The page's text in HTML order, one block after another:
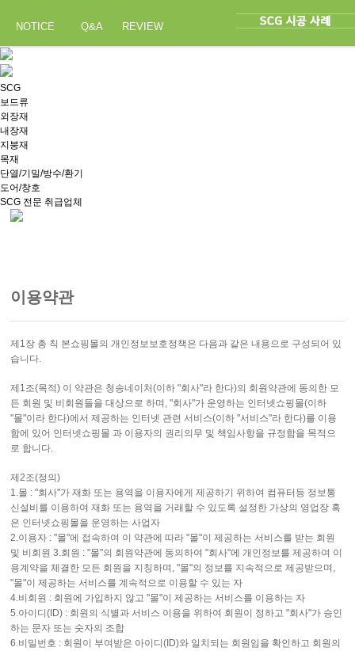
NOTICE Q&A REVIEW
SCG
보드류
외장재
내장재
지붕재
목재
단열/기밀/방수/환기
도어/창호
SCG 전문 취급업체
이용약관
제1장 총 칙 본쇼핑몰의 개인정보보호정책은 다음과 같은 내용으로 구성되어 있
습니다.
제1조(목적) 이 약관은 청송네이처(이하 "회사"라 한다)의 회원약관에 동의한 모
든 회원 및 비회원들을 대상으로 하며, "회사"가 운영하는 인터넷쇼핑몰(이하
"몰"이라 한다)에서 제공하는 인터넷 관련 서비스(이하 "서비스"라 한다)를 이용
함에 있어 인터넷쇼핑몰 과 이용자의 권리의무 및 책임사항을 규정함을 목적으
로 합니다.
제2조(정의)
1.몰 : "회사"가 재화 또는 용역을 이용자에게 제공하기 위하여 컴퓨터등 정보통
신설비를 이용하여 재화 또는 용역을 거래할 수 있도록 설정한 가상의 영업장 혹
은 인터넷쇼핑몰을 운영하는 사업자
2.이용자 : "몰"에 접속하여 이 약관에 따라 "몰"이 제공하는 서비스를 받는 회원
및 비회원 3.회원 : "몰"의 회원약관에 동의하여 "회사"에 개인정보를 제공하여 이
용계약을 체결한 모든 회원을 지칭하며, "몰"의 정보를 지속적으로 제공받으며,
"몰"이 제공하는 서비스를 계속적으로 이용할 수 있는 자
4.비회원 : 회원에 가입하지 않고 "몰"이 제공하는 서비스를 이용하는 자
5.아이디(ID) : 회원의 식별과 서비스 이용을 위하여 회원이 정하고 "회사"가 승인
하는 문자 또는 숫자의 조합
6.비밀번호 : 회원이 부여받은 아이디(ID)와 일치되는 회원임을 확인하고 회원의